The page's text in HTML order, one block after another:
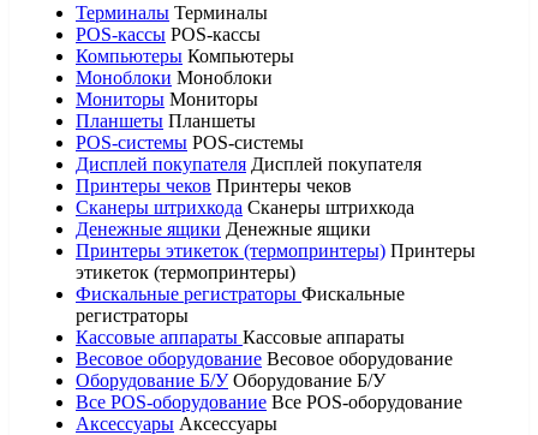
Терминалы Терминалы
POS-кассы POS-кассы
Компьютеры Компьютеры
Моноблоки Моноблоки
Мониторы Мониторы
Планшеты Планшеты
POS-системы POS-системы
Дисплей покупателя Дисплей покупателя
Принтеры чеков Принтеры чеков
Сканеры штрихкода Сканеры штрихкода
Денежные ящики Денежные ящики
Принтеры этикеток (термопринтеры) Принтеры
этикеток (термопринтеры)
Фискальные регистраторы Фискальные
регистраторы
Кассовые аппараты Кассовые аппараты
Весовое оборудование Весовое оборудование
Оборудование Б/У Оборудование Б/У
Все POS-оборудование Все POS-оборудование
Аксессуары Аксессуары